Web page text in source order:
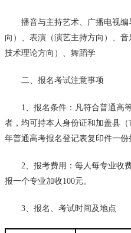
播音与主持艺术、广播电视编
向）、表演（演艺主持方向）、
技术理论方向）、舞蹈学
二、报名考试注意事项
1、报名条件：凡符合普通高等
者，均可持本人身份证和加盖县
年普通高考报名登记表复印件一份
2、报考费用：每人每专业收费
报一个专业加收100元。
3、报名、考试时间及地点